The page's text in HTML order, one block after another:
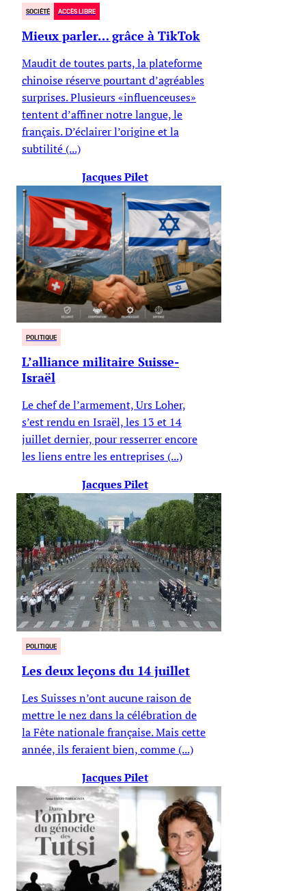
SOCIÉTÉ ACCÈS LIBRE
Mieux parler… grâce à TikTok
Maudit de toutes parts, la plateforme
chinoise réserve pourtant d’agréables
surprises. Plusieurs «influenceuses»
tentent d’affiner notre langue, le
français. D’éclairer l’origine et la
subtilité (...)
Jacques Pilet
POLITIQUE
L’alliance militaire Suisse-
Israël
Le chef de l’armement, Urs Loher,
s’est rendu en Israël, les 13 et 14
juillet dernier, pour resserrer encore
les liens entre les entreprises (...)
Jacques Pilet
POLITIQUE
Les deux leçons du 14 juillet
Les Suisses n’ont aucune raison de
mettre le nez dans la célébration de
la Fête nationale française. Mais cette
année, ils feraient bien, comme (...)
Jacques Pilet